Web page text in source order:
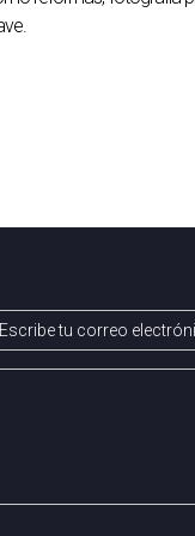
a su conexión
Gómez es una